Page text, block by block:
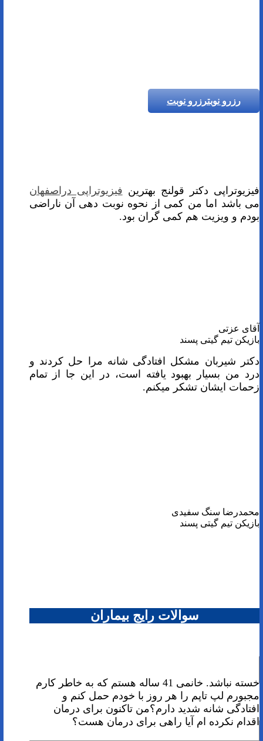
رزرو نوبترزرو نوبت
فیزیوتراپی دکتر قولنج بهترین فیزیوتراپی دراصفهان
می باشد اما من کمی از نحوه نوبت دهی آن ناراضی
بودم و ویزیت هم کمی گران بود.
آقای عزتی
بازیکن تیم گیتی پسند
دکتر شیربان مشکل افتادگی شانه مرا حل کردند و
درد من بسیار بهبود یافته است، در این جا از تمام
زحمات ایشان تشکر میکنم.
محمدرضا سنگ سفیدی
بازیکن تیم گیتی پسند
سوالات رایج بیماران
خسته نباشد. خانمی 41 ساله هستم که به خاطر کارم
مجبورم لپ تاپم را هر روز با خودم حمل کنم و
افتادگی شانه شدید دارم؟من تاکنون برای درمان
اقدام نکرده ام آیا راهی برای درمان هست؟